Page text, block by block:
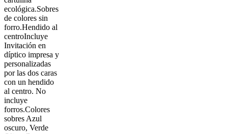
ecológica.Sobres
de colores sin
forro.Hendido al
centroIncluye
Invitación en
díptico impresa y
personalizadas
por las dos caras
con un hendido
al centro. No
incluye
forros.Colores
sobres Azul
oscuro, Verde